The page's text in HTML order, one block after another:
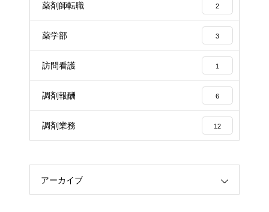
薬剤師転職 2
薬学部 3
訪問看護 1
調剤報酬 6
調剤業務 12
アーカイブ